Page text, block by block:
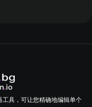
具，可让您精确地编辑单个